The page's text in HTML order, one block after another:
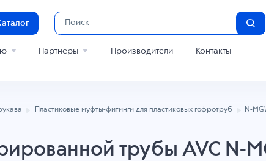
Партнеры Производители Контакты
Пластиковые муфты-фитинги для пластиковых гофротруб N-
трубы AVC N-